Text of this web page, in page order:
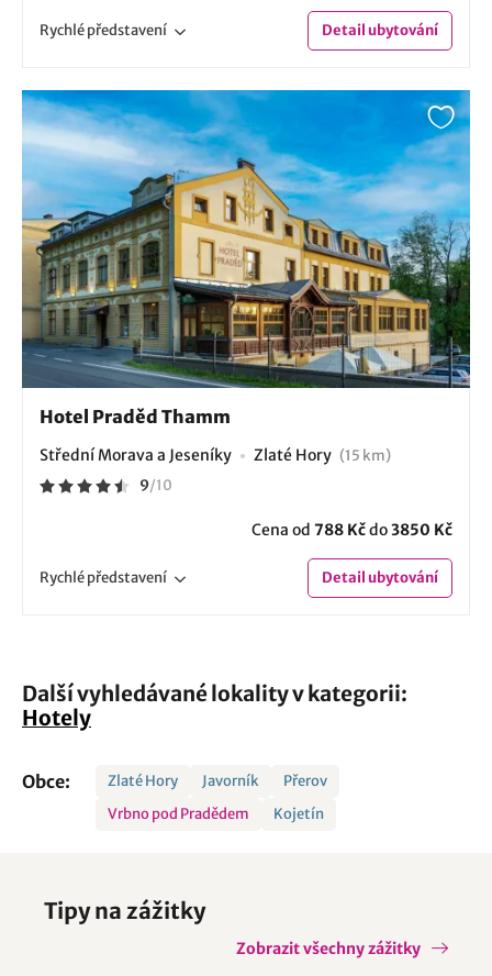
Rychlépředstavení Detailubytování
Hotel Praděd Thamm
Střední Morava a Jeseníky Zlaté Hory (15 km)
9/10
Cena od 788 Kčdo3850 Kč
Rychlépředstavení Detailubytování
Další vyhledávané lokality v kategorii:
Hotely
Obce: Zlaté Hory Javorník
Přerov
Vrbno pod Pradědem
Kojetín
Tipy na zážitky
Zobrazit všechny zážitky